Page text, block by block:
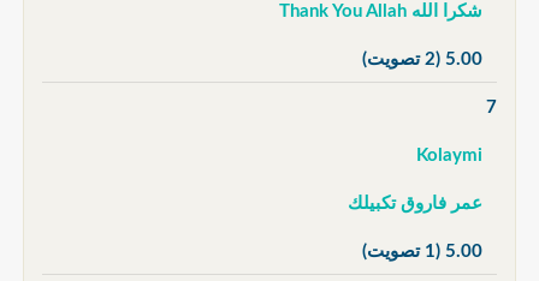
شكرا الله Thank You Allah
5.00 (2 تصويت)
7
Kolaymi
عمر فاروق تكبيلك
5.00 (1 تصويت)